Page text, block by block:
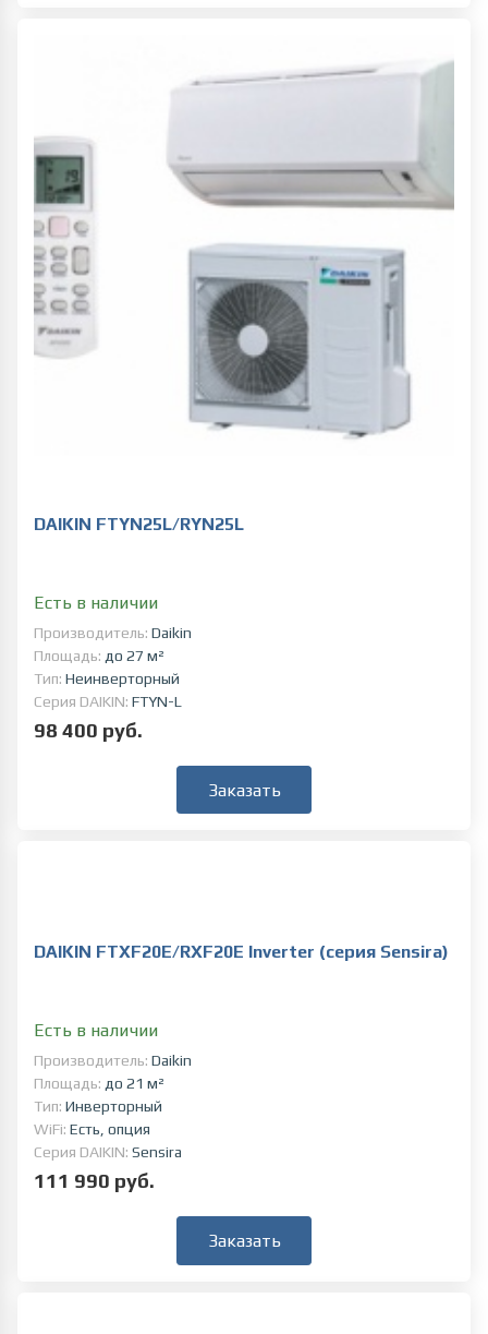
DAIKIN FTYN25L/RYN25L
Есть в наличии
Производитель: Daikin
Площадь: до 27 м²
Тип: Неинверторный
Серия DAIKIN: FTYN-L
98 400 руб.
Заказать
DAIKIN FTXF20E/RXF20E Inverter (серия Sensira)
Есть в наличии
Производитель: Daikin
Площадь: до 21 м²
Тип: Инверторный
WiFi: Есть, опция
Серия DAIKIN: Sensira
111 990 руб.
Заказать